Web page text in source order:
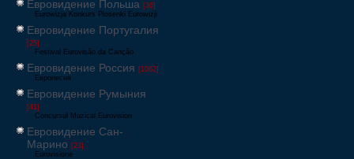
Евровидение Польша [36]
Eurowizja Konkurs Piosenki Eurowizji
Евровидение Португалия
[25]
Festival Eurovisão da Canção
Евровидение Россия [1062]
Европесня
Евровидение Румыния
[41]
Concursul Muzical Eurovision
Евровидение Сан-
Марино [23]
Eurovisione